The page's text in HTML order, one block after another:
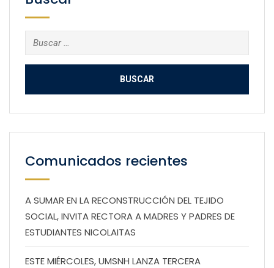
Buscar:
Comunicados recientes
A SUMAR EN LA RECONSTRUCCIÓN DEL TEJIDO
SOCIAL, INVITA RECTORA A MADRES Y PADRES DE
ESTUDIANTES NICOLAITAS
ESTE MIÉRCOLES, UMSNH LANZA TERCERA